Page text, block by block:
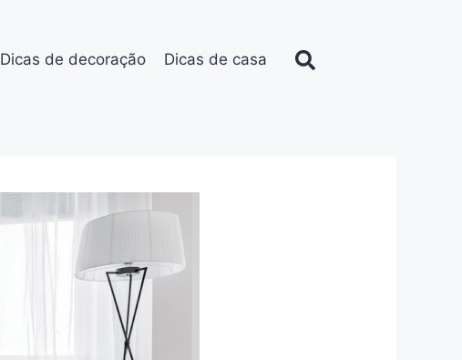
Dicas de decoração Dicas de casa